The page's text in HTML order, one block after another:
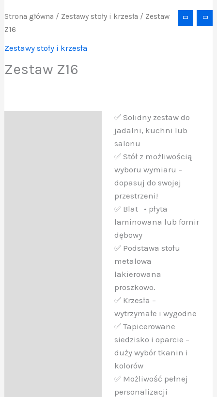
Strona główna / Zestawy stoły i krzesła / Zestaw
Z16
Zestawy stoły i krzesła
Zestaw Z16
✅ Solidny zestaw do
jadalni, kuchni lub
salonu
✅ Stół z możliwością
wyboru wymiaru –
dopasuj do swojej
przestrzeni!
✅ Blat • płyta
laminowana lub fornir
dębowy
✅ Podstawa stołu
metalowa
lakierowana
proszkowo.
✅ Krzesła –
wytrzymałe i wygodne
✅ Tapicerowane
siedzisko i oparcie –
duży wybór tkanin i
kolorów
✅ Możliwość pełnej
personalizacji